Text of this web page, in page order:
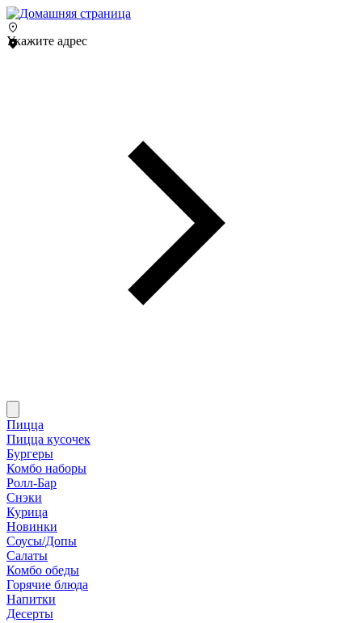
Укажите адрес
Пицца
Пицца кусочек
Бургеры
Комбо наборы
Ролл-Бар
Снэки
Курица
Новинки
Соусы/Допы
Салаты
Комбо обеды
Горячие блюда
Напитки
Десерты